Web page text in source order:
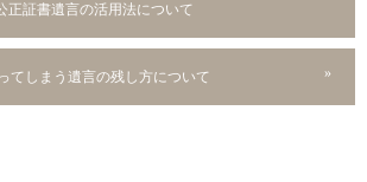
正証書遺言の活用法について
てしまう遺言の残し方について